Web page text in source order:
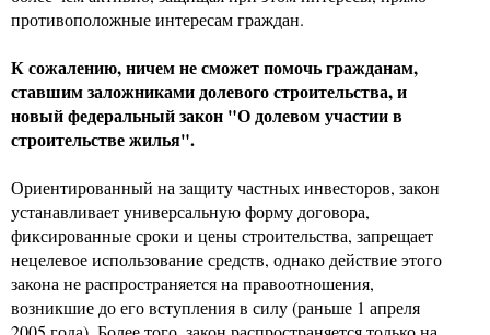
противоположные интересам граждан.
К сожалению, ничем не сможет помочь гражданам,
ставшим заложниками долевого строительства, и
новый федеральный закон "О долевом участии в
строительстве жилья".
Ориентированный на защиту частных инвесторов, закон
устанавливает универсальную форму договора,
фиксированные сроки и цены строительства, запрещает
нецелевое использование средств, однако действие этого
закона не распространяется на правоотношения,
возникшие до его вступления в силу (раньше 1 апреля